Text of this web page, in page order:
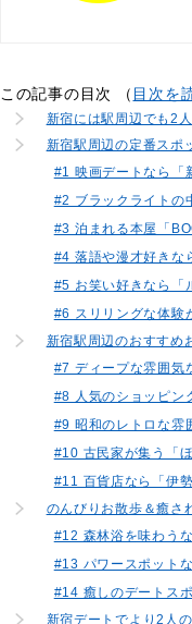
この記事の目次 （ 目次を
新宿には駅周辺でも2
新宿駅周辺の定番スポ
#1 映画デートなら「
#2 ブラックライトの
#3 泊まれる本屋「
#4 落語や漫才好きな
#5 お笑い好きなら「
#6 スリリングな体験
新宿駅周辺のおすすめ
#7 ディープな雰囲気
#8 人気のショッピン
#9 昭和のレトロな雰
#10 古民家が集う「
#11 百貨店なら「伊勢
のんびりお散歩＆癒さ
#12 森林浴を味わう
#13 パワースポット
#14 癒しのデートス
新宿デートでより2人